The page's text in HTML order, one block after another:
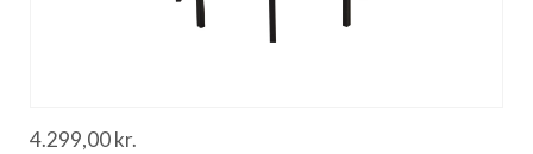
4.299,00kr.